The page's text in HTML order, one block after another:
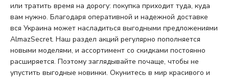
или тратить время на дорогу: покупка приходит туда, куда
вам нужно. Благодаря оперативной и надежной доставке
вся Украина может насладиться выгодными предложениями
AlmazSecret. Наш раздел акций регулярно пополняется
новыми моделями, и ассортимент со скидками постоянно
расширяется. Поэтому заглядывайте почаще, чтобы не
упустить выгодные новинки. Окунитесь в мир красивого и